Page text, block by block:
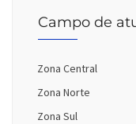
Campo de
Zona Central
Zona Norte
Zona Sul